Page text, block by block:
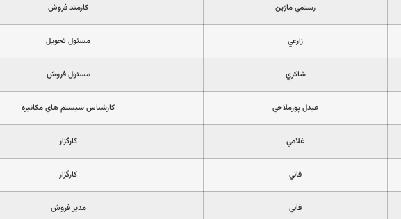
رستمي ماژين كارمند فروش
زارعي مسئول تحويل
شاكري مسئول فروش
عبدل پورملاحي كارشناس سيستم هاي مكانيزه
غلامي كارگزار
فاني كارگزار
فاني مدير فروش